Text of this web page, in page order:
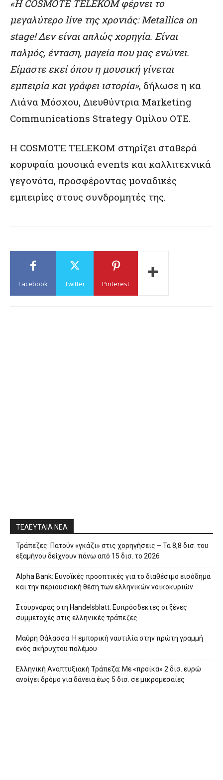
«Η COSMOTE TELEKOM φέρνει το
μεγαλύτερο live της χρονιάς: Metallica on
stage! Δεν είναι απλώς χορηγία. Είναι
παλμός, ένταση, μαγεία που μας ενώνει.
Είμαστε εκεί όπου η μουσική γίνεται
εμπειρία και γράφει ιστορία», δήλωσε η κα
Λιάνα Μόσχου, Διευθύντρια Marketing
Communications Strategy Ομίλου ΟΤΕ.
Η COSMOTE TELEKOM στηρίζει σταθερά
κορυφαία μουσικά events και καλλιτεχνικά
γεγονότα, προσφέροντας μοναδικές
εμπειρίες στους συνδρομητές της.
Facebook Twitter Pinterest
ΤΕΛΕΥΤΑΙΑ ΝΕΑ
Τράπεζες: Πατούν «γκάζι» στις χορηγήσεις – Τα 8,8 δισ. του
εξαμήνου δείχνουν πάνω από 15 δισ. το 2026
Alpha Bank: Ευνοϊκές προοπτικές για το διαθέσιμο εισόδημα
και την περιουσιακή θέση των ελληνικών νοικοκυριών
Στουρνάρας στη Handelsblatt: Ευπρόσδεκτες οι ξένες
συμμετοχές στις ελληνικές τράπεζες
Μαύρη Θάλασσα: Η εμπορική ναυτιλία στην πρώτη γραμμή
ενός ακήρυχτου πολέμου
Ελληνική Αναπτυξιακή Τράπεζα: Με «προίκα» 2 δισ. ευρώ
ανοίγει δρόμο για δάνεια έως 5 δισ. σε μικρομεσαίες